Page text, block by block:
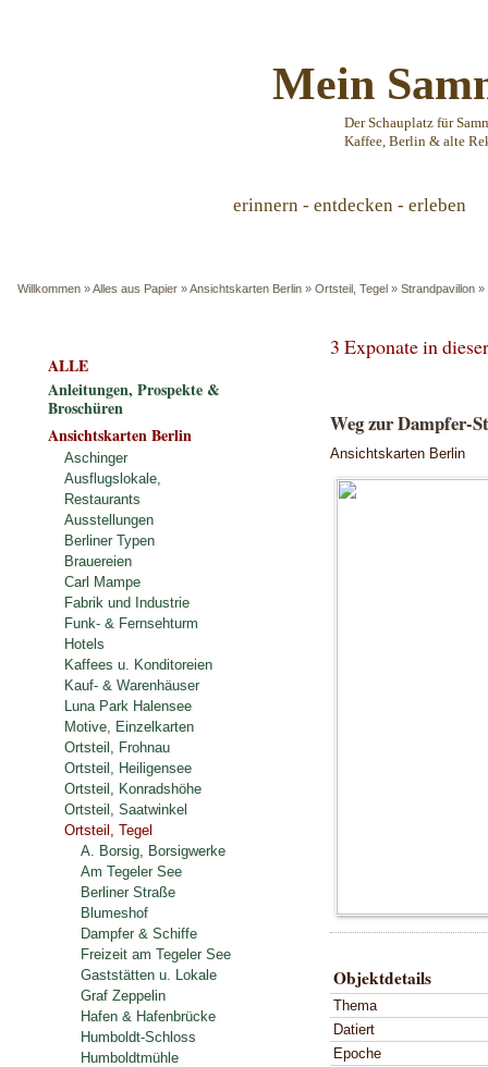
Mein
Der Schauplatz für
Kaffee, Berlin & alte
erinnern - entdecken - erleben
Willkommen »Alles aus Papier »Ansichtskarten Berlin » Ortsteil, Tegel » Strandpavillon »
3 Exponate in
Weg zur Dampfer-
Ansichtskarten Berlin
Objektdetails
Thema
Datiert
Epoche
ALLE
Anleitungen, Prospekte &
Broschüren
Ansichtskarten Berlin
Aschinger
Ausflugslokale,
Restaurants
Ausstellungen
Berliner Typen
Brauereien
Carl Mampe
Fabrik und Industrie
Funk- & Fernsehturm
Hotels
Kaffees u. Konditoreien
Kauf- & Warenhäuser
Luna Park Halensee
Motive, Einzelkarten
Ortsteil, Frohnau
Ortsteil, Heiligensee
Ortsteil, Konradshöhe
Ortsteil, Saatwinkel
Ortsteil, Tegel
A. Borsig, Borsigwerke
Am Tegeler See
Berliner Straße
Blumeshof
Dampfer & Schiffe
Freizeit am Tegeler See
Gaststätten u. Lokale
Graf Zeppelin
Hafen & Hafenbrücke
Humboldt-Schloss
Humboldtmühle